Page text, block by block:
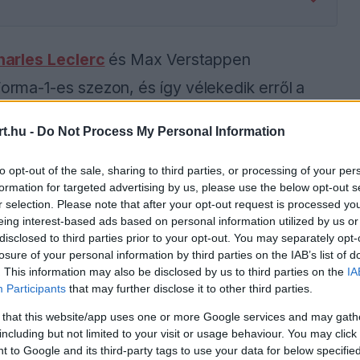
- Do Not Process My Personal Information
opt-out of the sale, sharing to third parties, or processing of your
for targeted advertising by us, please use the below opt-out
selection. Please note that after your opt-out request is processed
interest-based ads based on personal information utilized by us
to third parties prior to your opt-out. You may separately
of your personal information by third parties on the IAB’s list of
This information may also be disclosed by us to third parties on the
Participants that may further disclose it to other third parties.
that this website/app uses one or more Google services and may
but not limited to your visit or usage behaviour. You may
to Google and its third-party tags to use your data for below
Leclerc és Max Verstappen
1-es szezon, és így vélekedik erről a
szerinte csak egy pilóta van, aki
van, mint a két vb-esélyes klasszis,
bajnoki harchoz:
the server or network failed or because the